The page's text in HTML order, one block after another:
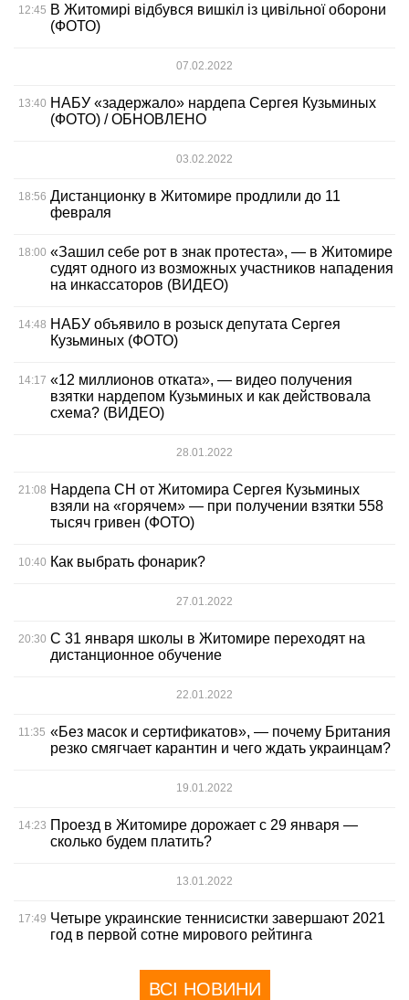
12:45 В Житомирі відбувся вишкіл із цивільної оборони
(ФОТО)
07.02.2022
13:40 НАБУ «задержало» нардепа Сергея Кузьминых
(ФОТО) / ОБНОВЛЕНО
03.02.2022
18:56 Дистанционку в Житомире продлили до 11
февраля
18:00 «Зашил себе рот в знак протеста», — в Житомире
судят одного из возможных участников нападения
на инкассаторов (ВИДЕО)
14:48 НАБУ объявило в розыск депутата Сергея
Кузьминых (ФОТО)
14:17 «12 миллионов отката», — видео получения
взятки нардепом Кузьминых и как действовала
схема? (ВИДЕО)
28.01.2022
21:08 Нардепа СН от Житомира Сергея Кузьминых
взяли на «горячем» — при получении взятки 558
тысяч гривен (ФОТО)
10:40 Как выбрать фонарик?
27.01.2022
20:30 С 31 января школы в Житомире переходят на
дистанционное обучение
22.01.2022
11:35 «Без масок и сертификатов», — почему Британия
резко смягчает карантин и чего ждать украинцам?
19.01.2022
14:23 Проезд в Житомире дорожает с 29 января —
сколько будем платить?
13.01.2022
17:49 Четыре украинские теннисистки завершают 2021
год в первой сотне мирового рейтинга
ВСІ НОВИНИ